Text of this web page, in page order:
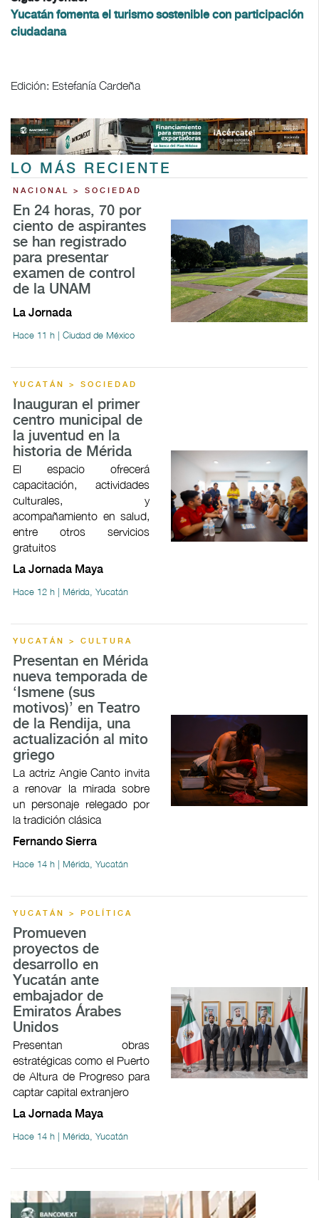
Yucatán fomenta el turismo sostenible con participación
ciudadana
Edición: Estefanía Cardeña
LO MÁS RECIENTE
NACIONAL > SOCIEDAD
En 24 horas, 70 por
ciento de aspirantes
se han registrado
para presentar
examen de control
de la UNAM
La Jornada
Hace 11 h | Ciudad de México
YUCATÁN > SOCIEDAD
Inauguran el primer
centro municipal de
la juventud en la
historia de Mérida
El espacio ofrecerá
capacitación, actividades
culturales, y
acompañamiento en salud,
entre otros servicios
gratuitos
La Jornada Maya
Hace 12 h | Mérida, Yucatán
YUCATÁN > CULTURA
Presentan en Mérida
nueva temporada de
‘Ismene (sus
motivos)’ en Teatro
de la Rendija, una
actualización al mito
griego
La actriz Angie Canto invita
a renovar la mirada sobre
un personaje relegado por
la tradición clásica
Fernando Sierra
Hace 14 h | Mérida, Yucatán
YUCATÁN > POLÍTICA
Promueven
proyectos de
desarrollo en
Yucatán ante
embajador de
Emiratos Árabes
Unidos
Presentan obras
estratégicas como el Puerto
de Altura de Progreso para
captar capital extranjero
La Jornada Maya
Hace 14 h | Mérida, Yucatán